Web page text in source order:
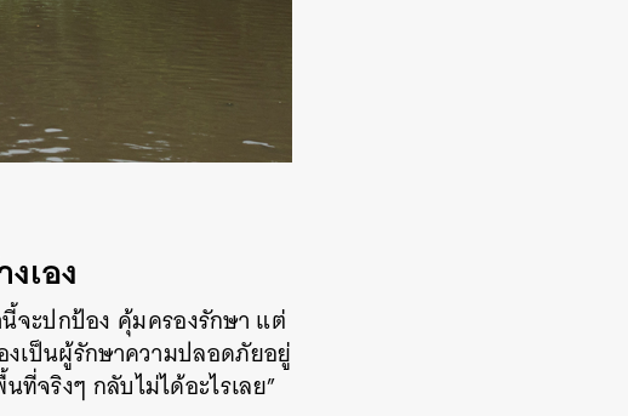
เอง
จะปกป้อง คุ้มครองรักษา แต่
งเป็นผู้รักษาความปลอดภัยอยู่
จริงๆ กลับไม่ได้อะไรเลย”